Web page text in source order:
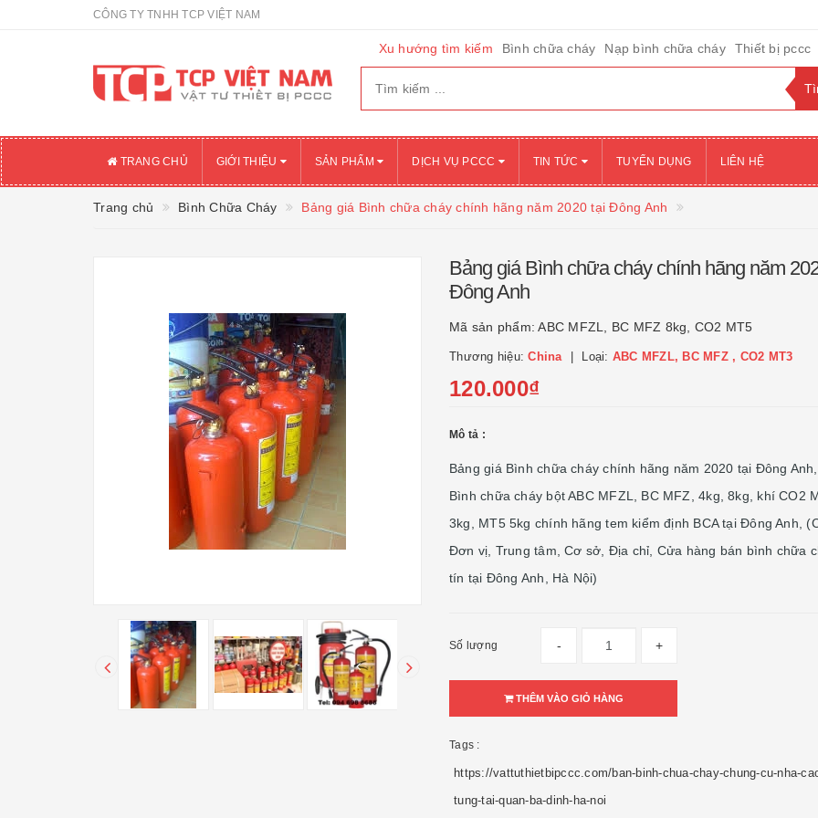
CÔNG TY TNHH TCP VIỆT NAM
Xu hướng tìm kiếm Bình chữa cháy Nạp bình chữa cháy Thiết bị pccc
TRANG CHỦ GIỚI THIỆU SẢN PHẨM DỊCH VỤ PCCC TIN TỨC TUYỂN DỤNG LIÊN HỆ
Trang chủ Bình Chữa Cháy Bảng giá Bình chữa cháy chính hãng năm 2020 tại Đông Anh
Bảng giá Bình chữa cháy chính hãng năm
Đông Anh
Mã sản phẩm:ABC MFZL, BC MFZ 8kg, CO2 MT5
Thương hiệu:China Loại: ABC MFZL, BC MFZ , CO2 MT3
120.000₫
Mô tả :
Bảng giá Bình chữa cháy chính hãng năm 2020 tại Đông Anh,
Bình chữa cháy bột ABC MFZL, BC MFZ, 4kg, 8kg, khí CO2
3kg, MT5 5kg chính hãng tem kiểm định BCA tại Đông Anh,
Đơn vị, Trung tâm, Cơ sở, Địa chỉ, Cửa hàng bán bình chữa
tín tại Đông Anh, Hà Nội)
Số lượng - +
THÊM VÀO GIỎ HÀNG
Tags :
https://vattuthietbipccc.com/ban-binh-chua-chay-chung-cu-nha-
tung-tai-quan-ba-dinh-ha-noi